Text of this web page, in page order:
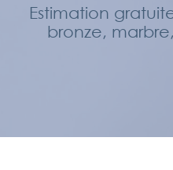
Estimation
bronze,